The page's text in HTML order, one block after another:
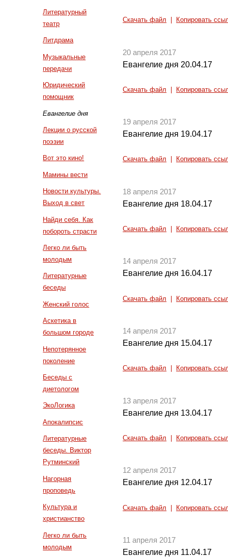
Литературный
театр
Литдрама
Музыкальные
передачи
Юридический
помощник
Евангелие дня
Лекции о русской
поэзии
Вот это кино!
Мамины вести
Новости культуры.
Выход в свет
Найди себя. Как
побороть страсти
Легко ли быть
молодым
Литературные
беседы
Женский голос
Аскетика в
большом городе
Непотерянное
поколение
Беседы с
диетологом
ЭкоЛогика
Апокалипсис
Литературные
беседы. Виктор
Рутминский
Нагорная
проповедь
Культура и
христианство
Легко ли быть
молодым
Скачать файл Копировать
20 апреля 2017
Евангелие дня 20.04.17
Скачать файл Копировать
19 апреля 2017
Евангелие дня 19.04.17
Скачать файл Копировать
18 апреля 2017
Евангелие дня 18.04.17
Скачать файл Копировать
14 апреля 2017
Евангелие дня 16.04.17
Скачать файл Копировать
14 апреля 2017
Евангелие дня 15.04.17
Скачать файл Копировать
13 апреля 2017
Евангелие дня 13.04.17
Скачать файл Копировать
12 апреля 2017
Евангелие дня 12.04.17
Скачать файл Копировать
11 апреля 2017
Евангелие дня 11.04.17